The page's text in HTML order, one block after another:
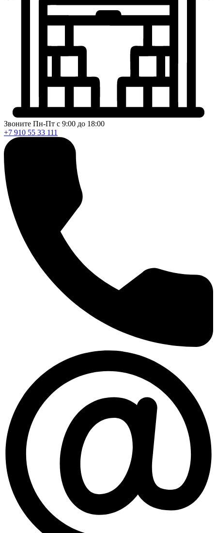
Звоните Пн-Пт с 9:00 до 18:00
+7 910 55 33 111